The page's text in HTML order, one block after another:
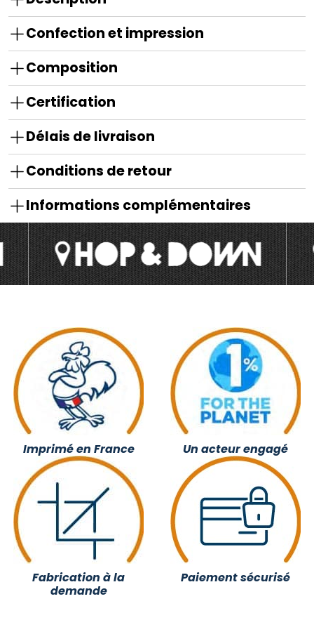
Confection et impression
Composition
Certification
Délais de livraison
Conditions de retour
Informations complémentaires
Imprimé en France Un acteur engagé
Fabrication à la
demande
Paiement sécurisé